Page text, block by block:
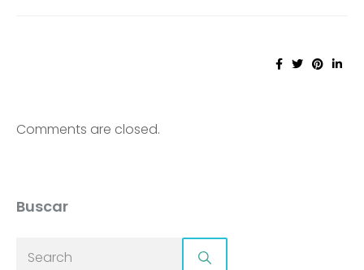
Comments are closed.
Buscar